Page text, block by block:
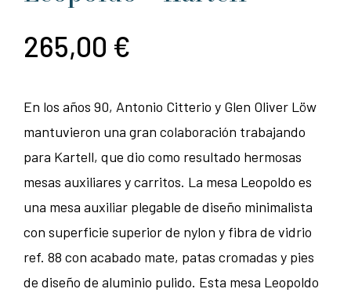
265,00 €
En los años 90, Antonio Citterio y Glen Oliver Löw
mantuvieron una gran colaboración trabajando
para Kartell, que dio como resultado hermosas
mesas auxiliares y carritos. La mesa Leopoldo es
una mesa auxiliar plegable de diseño minimalista
con superficie superior de nylon y fibra de vidrio
ref. 88 con acabado mate, patas cromadas y pies
de diseño de aluminio pulido. Esta mesa Leopoldo